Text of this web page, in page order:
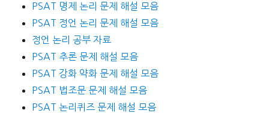
PSAT 명제 논리 문제 해설 모음
PSAT 정언 논리 문제 해설 모음
정언 논리 공부 자료
PSAT 추론 문제 해설 모음
PSAT 강화 약화 문제 해설 모음
PSAT 법조문 문제 해설 모음
PSAT 논리퀴즈 문제 해설 모음